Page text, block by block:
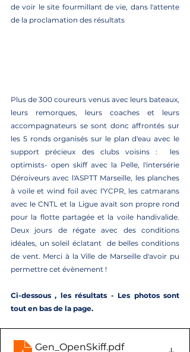
de voir le site fourmillant de vie, dans l'attente
de la proclamation des résultats
Plus de 300 coureurs venus avec leurs bateaux,
leurs remorques, leurs coaches et leurs
accompagnateurs se sont donc affrontés sur
les 5 ronds organisés sur le plan d'eau avec le
support précieux des clubs voisins :  les
optimists- open skiff avec la Pelle, l'intersérie
Déroiveurs avec l'ASPTT Marseille, les planches
à voile et wind foil avec l'YCPR, les catmarans
avec le CNTL et la Ligue avait son propre rond
pour la flotte partagée et la voile handivalide.
Deux jours de régate avec des conditions
idéales, un soleil éclatant  de belles conditions
de vent. Merci à la Ville de Marseille d'avoir pu
permettre cet évènement !
Ci-dessous , les résultats - Les photos sont
tout en bas de la page.
Gen_OpenSkiff.pdf